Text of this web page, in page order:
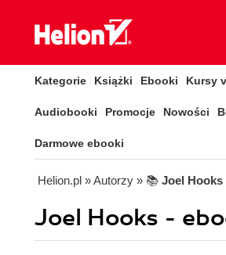
Kategorie Książki Ebooki Kursy
Audiobooki Promocje Nowości
Darmowe ebooki
Helion.pl » Autorzy » 📚 Joel Hooks
Joel Hooks -